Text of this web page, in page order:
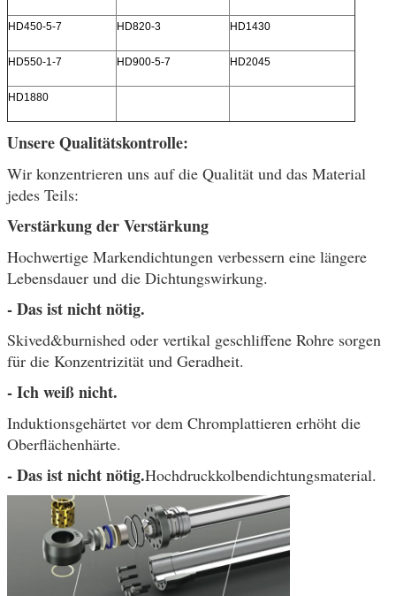
HD450-5-7 HD820-3 HD1430
HD550-1-7 HD900-5-7 HD2045
HD1880
Unsere Qualitätskontrolle:
Wir konzentrieren uns auf die Qualität und das Material
jedes Teils:
Verstärkung der Verstärkung
Hochwertige Markendichtungen verbessern eine längere
Lebensdauer und die Dichtungswirkung.
- Das ist nicht nötig.
Skived&burnished oder vertikal geschliffene Rohre sorgen
für die Konzentrizität und Geradheit.
- Ich weiß nicht.
Induktionsgehärtet vor dem Chromplattieren erhöht die
Oberflächenhärte.
- Das ist nicht nötig.Hochdruckkolbendichtungsmaterial.